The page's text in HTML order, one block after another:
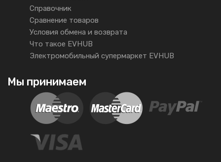
Справочник
Сравнение товаров
Условия обмена и возврата
Что такое EVHUB
Электромобильный супермаркет EVHUB
Мы принимаем